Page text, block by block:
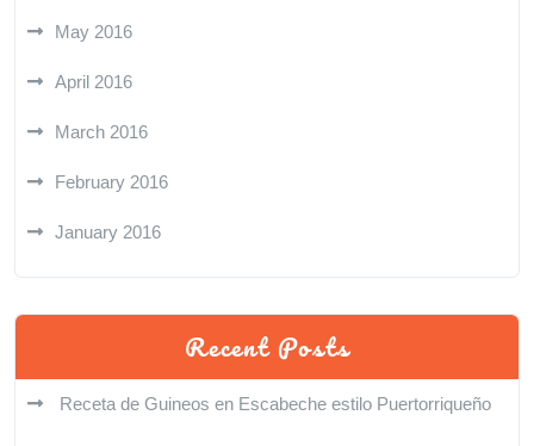
May 2016
April 2016
March 2016
February 2016
January 2016
Recent Posts
Receta de Guineos en Escabeche estilo Puertorriqueño